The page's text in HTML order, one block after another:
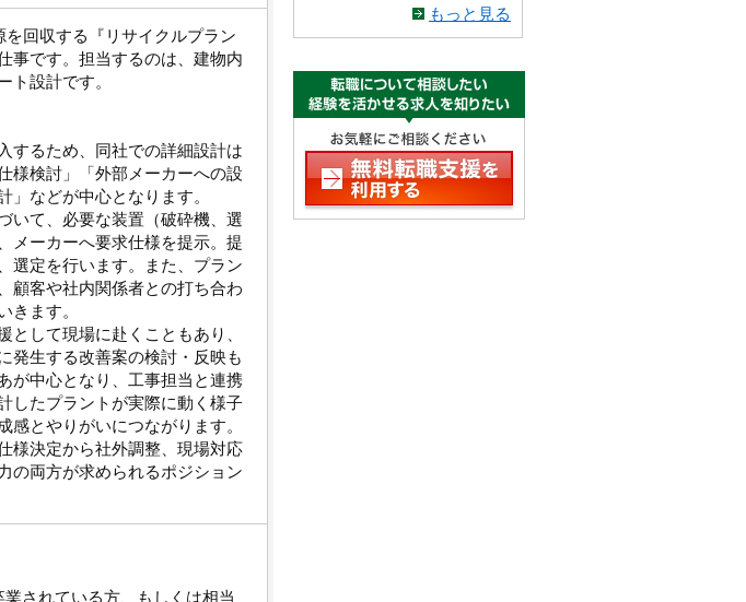
回収する『リサイクルプラン
事です。担当するのは、建物内
ト設計です。
するため、同社での詳細設計は
様検討」「外部メーカーへの設
」などが中心となります。
いて、必要な装置（破砕機、選
メーカーへ要求仕様を提示。提
選定を行います。また、プラン
顧客や社内関係者との打ち合わ
きます。
として現場に赴くこともあり、
発生する改善案の検討・反映も
が中心となり、工事担当と連携
したプラントが実際に動く様子
感とやりがいにつながります。
様決定から社外調整、現場対応
の両方が求められるポジション
されている方、もしくは相当
もっと見る